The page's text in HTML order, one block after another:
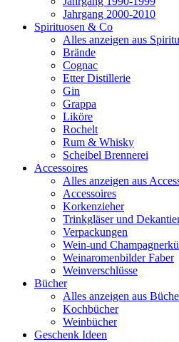
Jahrgang 2000-2010
Spirituosen & Co
Alles anzeigen aus
Brände
Cognac
Etter Distillerie
Gin
Grappa
Liköre
Rochelt
Rum & Whisky
Scheibel Brennerei
Accessoires
Alles anzeigen aus
Accessoires
Korkenzieher
Trinkgläser und
Verpackungen
Wein-und
Weinaromenbilder Faber
Weinverschlüsse
Bücher
Alles anzeigen aus
Kochbücher
Weinbücher
Geschenk Ideen